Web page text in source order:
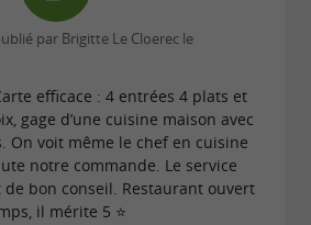
par Brigitte Le Cloerec le
efficace : 4 entrées 4 plats et
gage d’une cuisine maison avec
On voit même le chef en cuisine
notre commande. Le service
de bon conseil. Restaurant ouvert
il mérite 5 ⭐️